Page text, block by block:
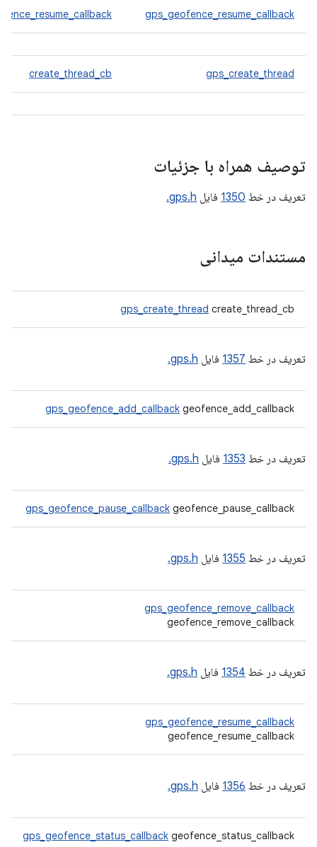
gps_geofence_resume_callback
gps_create_thread
create_thread_cb
توصیف همراه با جزئیات
تعریف در خط 1350 فایل gps.h.
مستندات میدانی
gps_create_thread create_thread_cb
تعریف در خط 1357 فایل gps.h.
gps_geofence_add_callback geofence_add_callback
تعریف در خط 1353 فایل gps.h.
gps_geofence_pause_callback geofence_pause_callback
تعریف در خط 1355 فایل gps.h.
gps_geofence_remove_callback
geofence_remove_callback
تعریف در خط 1354 فایل gps.h.
gps_geofence_resume_callback
geofence_resume_callback
تعریف در خط 1356 فایل gps.h.
gps_geofence_status_callback geofence_status_callback